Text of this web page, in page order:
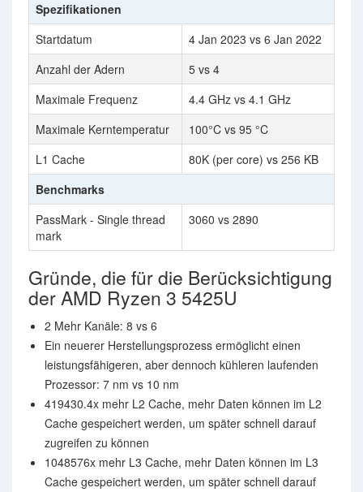
Spezifikationen
Startdatum
4 Jan 2023 vs 6 Jan 2022
Anzahl der Adern
5 vs 4
Maximale Frequenz
4.4 GHz vs 4.1 GHz
Maximale Kerntemperatur
100°C vs 95 °C
L1 Cache
80K (per core) vs 256 KB
Benchmarks
PassMark - Single thread
mark
3060 vs 2890
Gründe, die für die Berücksichtigung
der AMD Ryzen 3 5425U
2 Mehr Kanäle: 8 vs 6
Ein neuerer Herstellungsprozess ermöglicht einen
leistungsfähigeren, aber dennoch kühleren laufenden
Prozessor: 7 nm vs 10 nm
419430.4x mehr L2 Cache, mehr Daten können im L2
Cache gespeichert werden, um später schnell darauf
zugreifen zu können
1048576x mehr L3 Cache, mehr Daten können im L3
Cache gespeichert werden, um später schnell darauf